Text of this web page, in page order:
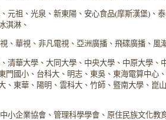
元祖、光泉、新東陽、安心食品(摩斯漢堡)、
淇淋、
、華視、非凡電視、亞洲廣播、飛碟廣播、風
清華大學、大同大學、中央大學、中原大學、
門國小、台科大、明志、東吳、東海電算中心
、東華、陽明、雲科大、竹師、暨南大學、崑
小企業協會、管理科學學會、原住民族文化教